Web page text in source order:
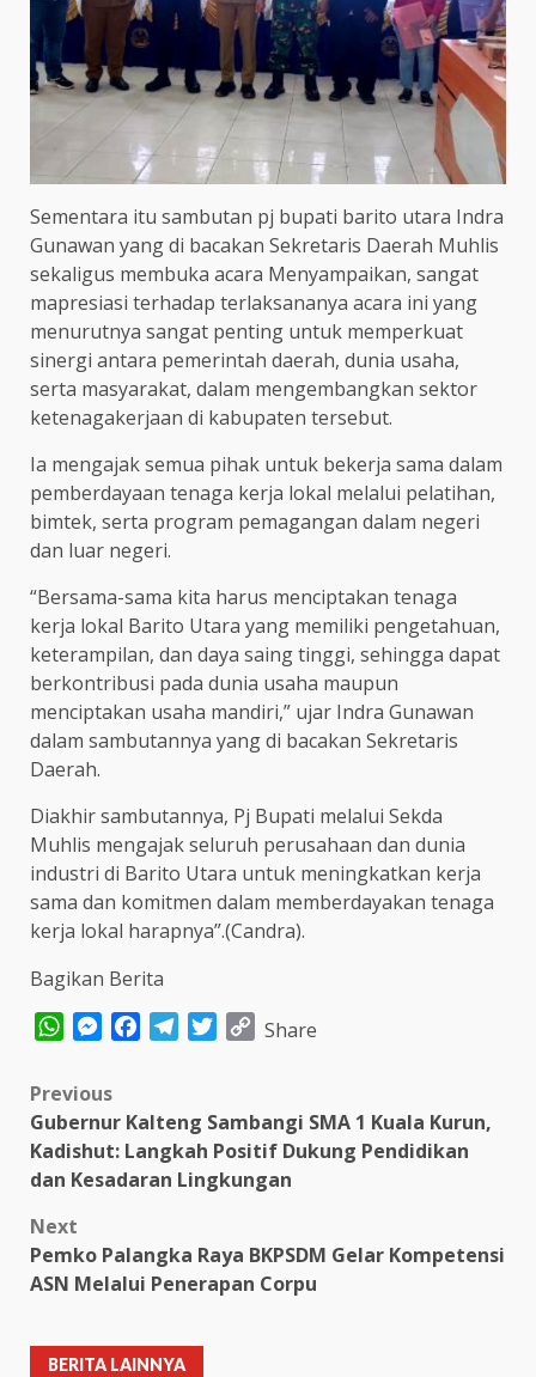
Sementara itu sambutan pj bupati barito utara Indra
Gunawan yang di bacakan Sekretaris Daerah Muhlis
sekaligus membuka acara Menyampaikan, sangat
mapresiasi terhadap terlaksananya acara ini yang
menurutnya sangat penting untuk memperkuat
sinergi antara pemerintah daerah, dunia usaha,
serta masyarakat, dalam mengembangkan sektor
ketenagakerjaan di kabupaten tersebut.
Ia mengajak semua pihak untuk bekerja sama dalam
pemberdayaan tenaga kerja lokal melalui pelatihan,
bimtek, serta program pemagangan dalam negeri
dan luar negeri.
“Bersama-sama kita harus menciptakan tenaga
kerja lokal Barito Utara yang memiliki pengetahuan,
keterampilan, dan daya saing tinggi, sehingga dapat
berkontribusi pada dunia usaha maupun
menciptakan usaha mandiri,” ujar Indra Gunawan
dalam sambutannya yang di bacakan Sekretaris
Daerah.
Diakhir sambutannya, Pj Bupati melalui Sekda
Muhlis mengajak seluruh perusahaan dan dunia
industri di Barito Utara untuk meningkatkan kerja
sama dan komitmen dalam memberdayakan tenaga
kerja lokal harapnya”.(Candra).
Bagikan Berita
WhatsAppMessenger
FacebookTelegram
TwitterCopy
Share
Post
navigation
Previous
Gubernur Kalteng Sambangi SMA 1 Kuala Kurun,
Kadishut: Langkah Positif Dukung Pendidikan
dan Kesadaran Lingkungan
Next
Pemko Palangka Raya BKPSDM Gelar Kompetensi
ASN Melalui Penerapan Corpu
BERITA LAINNYA